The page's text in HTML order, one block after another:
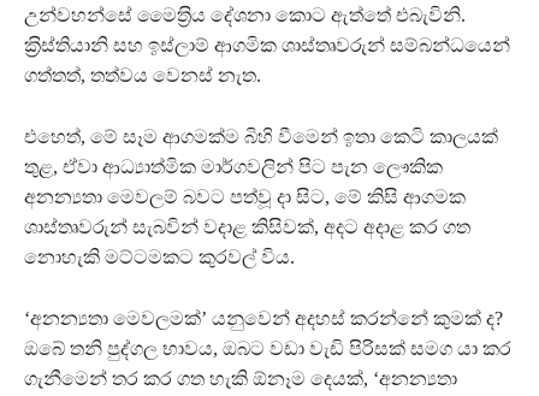
උන්වහන්සේ මෛත‍්‍රිය දේශනා කොට ඇත්තේ එබැවිනි.
ක‍්‍රිස්තියානි සහ ඉස්ලාම් ආගමික ශාස්තෘවරුන් සම්බන්ධයෙන්
ගත්තත්, තත්වය වෙනස් නැත.
එහෙත්, මේ සෑම ආගමක්ම බිහි වීමෙන් ඉතා කෙටි කාලයක්
තුළ, ඒවා ආධ්‍යාත්මික මාර්ගවලින් පිට පැන ලෞකික
අනන්‍යතා මෙවලම් බවට පත්වූ දා සිට, මේ කිසි ආගමක
ශාස්තෘවරුන් සැබවින් වදාළ කිසිවක්, අදට අදාළ කර ගත
නොහැකි මට්ටමකට කුරවල් විය.
‘අනන්‍යතා මෙවලමක්’ යනුවෙන් අදහස් කරන්නේ කුමක් ද?
ඔබේ තනි පුද්ගල භාවය, ඔබට වඩා වැඩි පිරිසක් සමග යා කර
ගැනීමෙන් තර කර ගත හැකි ඕනෑම දෙයක්, ‘අනන්‍යතා